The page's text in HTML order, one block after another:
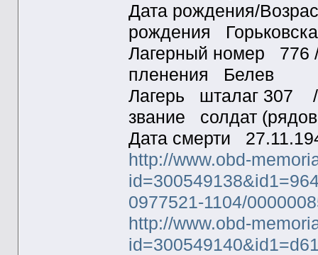
Дата рождения/
рождения
Лагерный номер 776
пленения Белев
Лагерь шталаг 307 /
звание солдат
Дата смерти
http://www.obd-
0977521-1104/
http://www.obd-